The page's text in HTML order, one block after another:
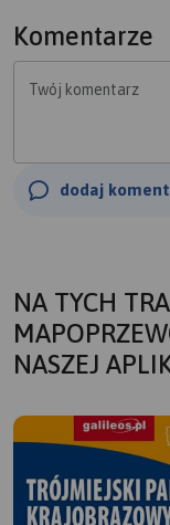
Komentarze
Twój komentarz
dodaj
NA TYCH
NASZEJ